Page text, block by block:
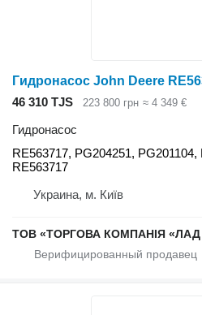
46 310 TJS 223 800 грн ≈ 4 349 €
Гидронасос
RE563717, PG204251, PG201104,
RE563717
Украина, м. Київ
ТОВ «ТОРГОВА КОМПАНІЯ «ЛАД